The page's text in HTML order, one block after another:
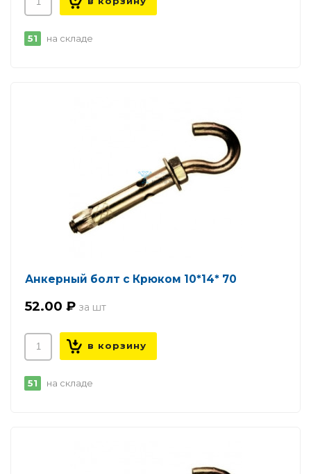
51 на складе
Анкерный болт с Крюком 10*14* 70
52.00 ₽
51 на складе